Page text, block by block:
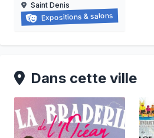
Exposition : nanas vanille
16/06/2026 au
Saint Denis
Expositions & salons
Dans cette ville